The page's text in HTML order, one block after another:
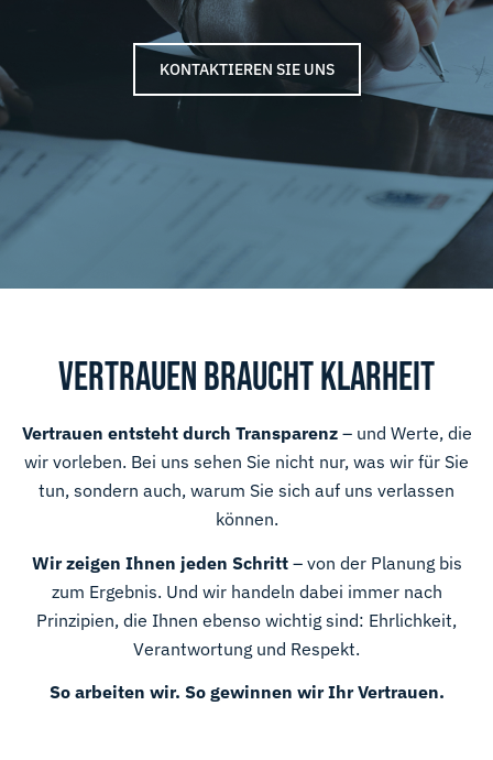
KONTAKTIEREN SIE UNS
VERTRAUEN BRAUCHT KLARHEIT
Vertrauen entsteht durch Transparenz – und Werte, die
wir vorleben. Bei uns sehen Sie nicht nur, was wir für Sie
tun, sondern auch, warum Sie sich auf uns verlassen
können.
Wir zeigen Ihnen jeden Schritt – von der Planung bis
zum Ergebnis. Und wir handeln dabei immer nach
Prinzipien, die Ihnen ebenso wichtig sind: Ehrlichkeit,
Verantwortung und Respekt.
So arbeiten wir. So gewinnen wir Ihr Vertrauen.